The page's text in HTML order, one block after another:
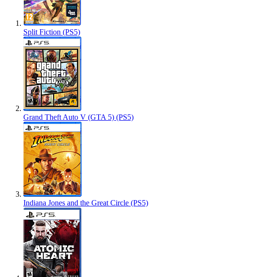
Split Fiction (PS5)
Grand Theft Auto V (GTA 5) (PS5)
Indiana Jones and the Great Circle (PS5)